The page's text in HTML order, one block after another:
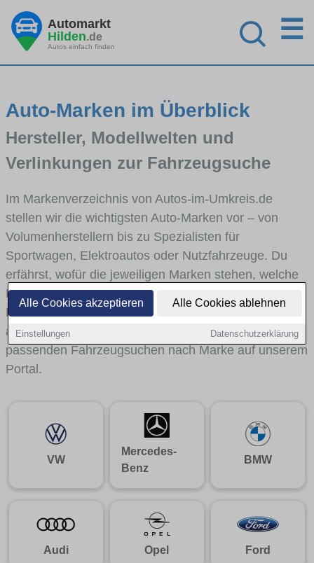
Alle Cookies akzeptieren Alle Cookies ablehnen
Einstellungen Datenschutzerklärung
Automarkt
Hilden.de
Autos einfach finden
☰
Auto-Marken im Überblick
Hersteller, Modellwelten und
Verlinkungen zur Fahrzeugsuche
Im Markenverzeichnis von Autos-im-Umkreis.de
stellen wir die wichtigsten Auto-Marken vor – von
Volumenherstellern bis zu Spezialisten für
Sportwagen, Elektroautos oder Nutzfahrzeuge. Du
erfährst, wofür die jeweiligen Marken stehen, welche
Fahrzeugklassen sie abdecken und wie sich die
Modellwelten unterscheiden. Von den Markenportraits
aus gelangst du mit internen Links bequem zu den
passenden Fahrzeugsuchen nach Marke auf unserem
Portal.
VW
Mercedes-
Benz
BMW
Audi Opel Ford